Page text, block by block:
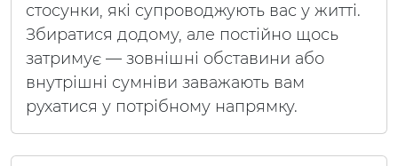
стосунки, які супроводжують вас у житті.
Збиратися додому, але постійно щось
затримує — зовнішні обставини або
внутрішні сумніви заважають вам
рухатися у потрібному напрямку.